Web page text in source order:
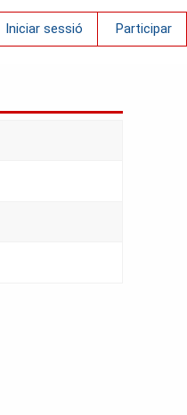
Iniciar sessió Participar